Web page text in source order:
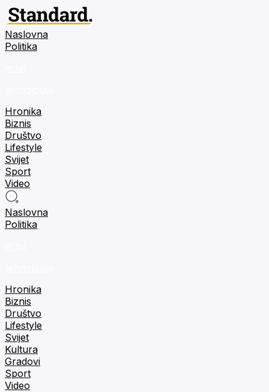
Naslovna
Politika
Hronika
Biznis
Društvo
Lifestyle
Svijet
Sport
Video
Naslovna
Politika
Hronika
Biznis
Društvo
Lifestyle
Svijet
Kultura
Gradovi
Sport
Video